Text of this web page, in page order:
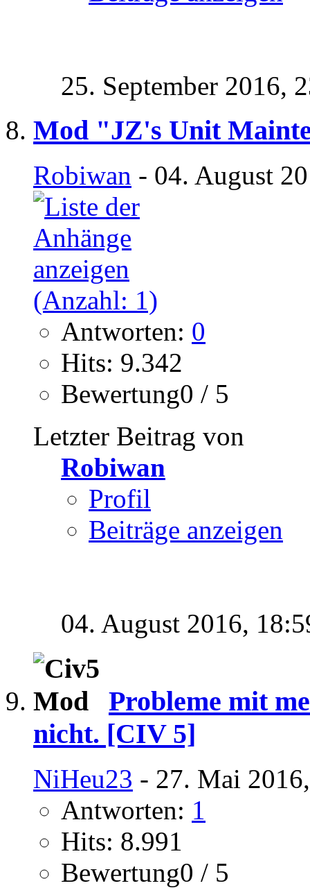
25. September 2016,
Mod "JZ's Unit
Robiwan - 04. August
Antworten: 0
Hits: 9.342
Bewertung0 / 5
Letzter Beitrag von
Robiwan
Profil
Beiträge anzeigen
04. August 2016,
Probleme mit
nicht. [CIV 5]
NiHeu23 - 27. Mai
Antworten: 1
Hits: 8.991
Bewertung0 / 5